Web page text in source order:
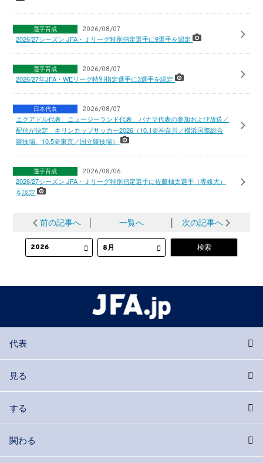
選手育成 2026/08/07
2026/27シーズン JFA・Ｊリーグ特別指定選手に9選手を認定
選手育成 2026/08/07
2026/27年JFA・WEリーグ特別指定選手に3選手を認定
日本代表 2026/08/07
エクアドル代表、ニュージーランド代表、パナマ代表の参加および放送／
配信が決定 キリンカップサッカー2026（10.1＠神奈川／横浜国際総合
競技場、10.5＠東京／国立競技場）
選手育成 2026/08/06
2026/27シーズン JFA・Ｊリーグ特別指定選手に佐藤柚太選手（専修大）
を認定
前の記事へ 一覧へ 次の記事へ
代表
見る
する
関わる